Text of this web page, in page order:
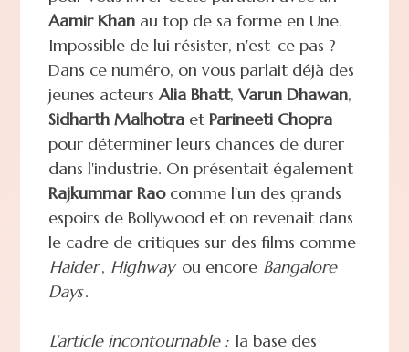
Aamir Khanau top de sa forme en Une.
Impossible de lui résister, n'est-ce pas ?
Dans ce numéro, on vous parlait déjà des
jeunes acteurs Alia Bhatt, Varun Dhawan,
Sidharth Malhotraet Parineeti Chopra
pour déterminer leurs chances de durer
dans l'industrie. On présentait également
Rajkummar Raocomme l'un des grands
espoirs de Bollywood et on revenait dans
le cadre de critiques sur des films comme
Haider, Highway ou encore Bangalore
Days.
L'article incontournable : la base des